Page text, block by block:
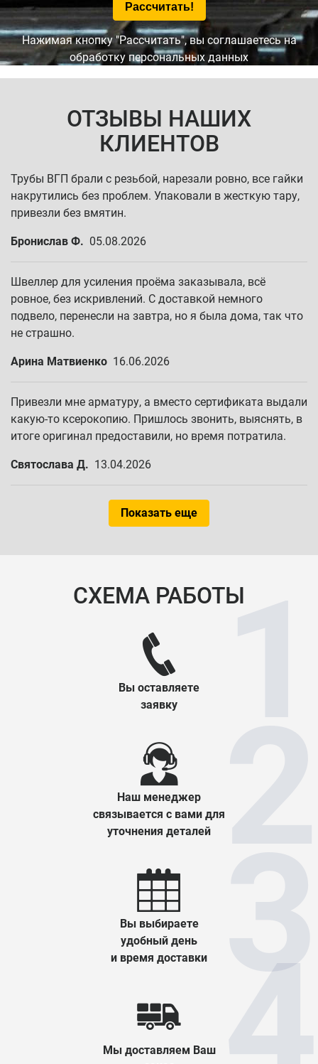
Нажимая кнопку "Рассчитать", вы соглашаетесь на
обработку персональных данных
ОТЗЫВЫ НАШИХ
КЛИЕНТОВ
Трубы ВГП брали с резьбой, нарезали ровно, все гайки
накрутились без проблем. Упаковали в жесткую тару,
привезли без вмятин.
Бронислав Ф. 05.08.2026
Швеллер для усиления проёма заказывала, всё
ровное, без искривлений. С доставкой немного
подвело, перенесли на завтра, но я была дома, так что
не страшно.
Арина Матвиенко 16.06.2026
Привезли мне арматуру, а вместо сертификата выдали
какую-то ксерокопию. Пришлось звонить, выяснять, в
итоге оригинал предоставили, но время потратила.
Святослава Д. 13.04.2026
Показать еще
СХЕМА РАБОТЫ
Вы оставляете
заявку
Наш менеджер
связывается с вами для
уточнения деталей
Вы выбираете
удобный день
и время доставки
Мы доставляем Ваш